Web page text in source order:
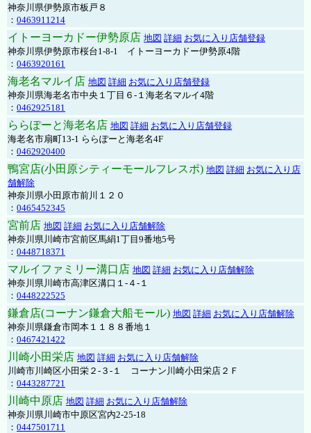
神奈川県伊勢原市板戸８
： 0463911214
イトーヨーカドー伊勢原店 地図 詳細 お気に入り店舗登録
神奈川県伊勢原市桜台1-8-1 イトーヨーカドー伊勢原4階
： 0463920161
海老名マルイ店 地図 詳細 お気に入り店舗登録
神奈川県海老名市中央１丁目６-１海老名マルイ4階
： 0462925181
ららぽーと海老名店 地図 詳細 お気に入り店舗登録
海老名市扇町13-1 ららぽーと海老名4F
： 0462920400
鴨宮店(小田原シティーモールフレスポ) 地図 詳細 お気に入り店
舗解除
神奈川県小田原市前川１２０
： 0465452345
宮前店 地図 詳細 お気に入り店舗解除
神奈川県川崎市宮前区馬絹1丁目9番地5号
： 0448718371
マルイファミリー溝口店 地図 詳細 お気に入り店舗解除
神奈川県川崎市高津区溝口１-４-１
： 0448222525
鎌倉店(コーナン鎌倉大船モール) 地図 詳細 お気に入り店舗解除
神奈川県鎌倉市岡本１１８８番地１
： 0467421422
川崎小田栄店 地図 詳細 お気に入り店舗解除
川崎市川崎区小田栄２‐３‐１ コーナン川崎小田栄店２Ｆ
： 0443287721
川崎中原店 地図 詳細 お気に入り店舗解除
神奈川県川崎市中原区宮内2-25-18
： 0447501711